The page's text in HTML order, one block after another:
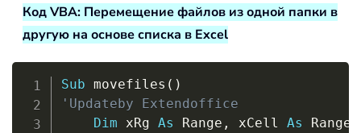
Код VBA: Перемещение файлов из одной папки в
другую на основе списка в Excel
Sub movefiles ( )
'Updateby Extendoffice
Dim xRg As Range , xCell As Range